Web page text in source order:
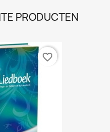
PRODUCTEN
favorite_border